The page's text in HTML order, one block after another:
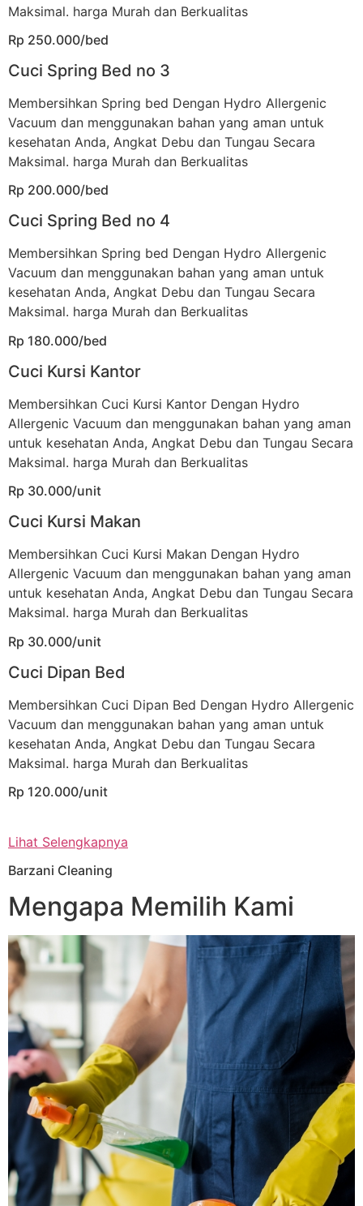
Maksimal. harga Murah dan Berkualitas
Rp 250.000/bed
Cuci Spring Bed no 3
Membersihkan Spring bed Dengan Hydro Allergenic
Vacuum dan menggunakan bahan yang aman untuk
kesehatan Anda, Angkat Debu dan Tungau Secara
Maksimal. harga Murah dan Berkualitas
Rp 200.000/bed
Cuci Spring Bed no 4
Membersihkan Spring bed Dengan Hydro Allergenic
Vacuum dan menggunakan bahan yang aman untuk
kesehatan Anda, Angkat Debu dan Tungau Secara
Maksimal. harga Murah dan Berkualitas
Rp 180.000/bed
Cuci Kursi Kantor
Membersihkan Cuci Kursi Kantor Dengan Hydro
Allergenic Vacuum dan menggunakan bahan yang aman
untuk kesehatan Anda, Angkat Debu dan Tungau Secara
Maksimal. harga Murah dan Berkualitas
Rp 30.000/unit
Cuci Kursi Makan
Membersihkan Cuci Kursi Makan Dengan Hydro
Allergenic Vacuum dan menggunakan bahan yang aman
untuk kesehatan Anda, Angkat Debu dan Tungau Secara
Maksimal. harga Murah dan Berkualitas
Rp 30.000/unit
Cuci Dipan Bed
Membersihkan Cuci Dipan Bed Dengan Hydro Allergenic
Vacuum dan menggunakan bahan yang aman untuk
kesehatan Anda, Angkat Debu dan Tungau Secara
Maksimal. harga Murah dan Berkualitas
Rp 120.000/unit
Lihat Selengkapnya
Barzani Cleaning
Mengapa Memilih Kami